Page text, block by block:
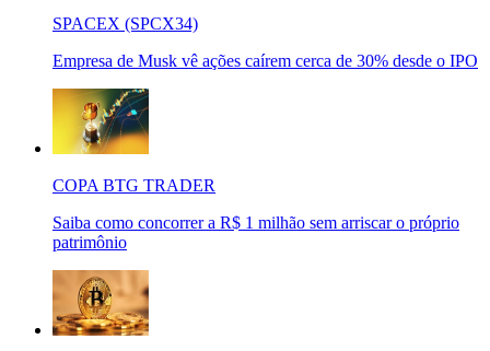
SPACEX (SPCX34)
Empresa de Musk vê ações caírem cerca de 30% desde o IPO
COPA BTG TRADER
Saiba como concorrer a R$ 1 milhão sem arriscar o próprio
patrimônio